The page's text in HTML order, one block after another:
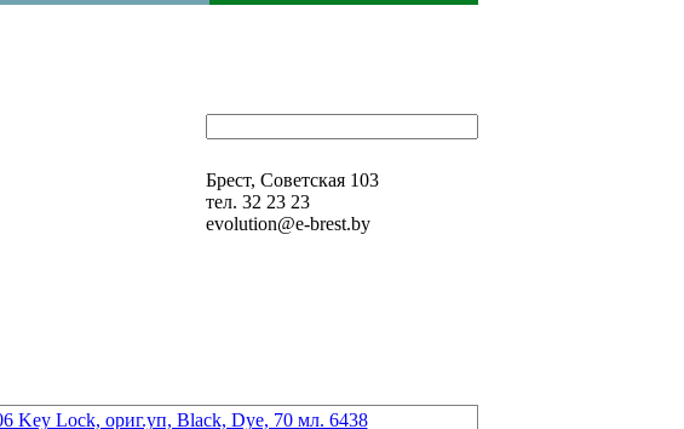
Брест, Советская 103
тел. 32 23 23
evolution@e-brest.by
Key Lock, ориг.уп, Black, Dye, 70 мл. 6438